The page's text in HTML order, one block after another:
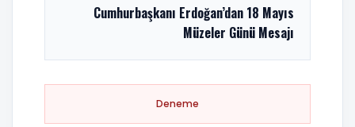
Cumhurbaşkanı Erdoğan’dan 18 Mayıs
Müzeler Günü Mesajı
Deneme